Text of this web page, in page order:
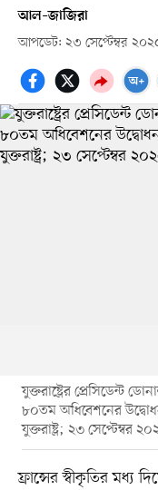
আল–জাজিরা
আপডেট: ২৩ সেপ্টেম্বর
যুক্তরাষ্ট্রের প্রেসিডেন্ট
৮০তম অধিবেশনের
যুক্তরাষ্ট্র; ২৩ সেপ্টেম্বর
ফ্রান্সের স্বীকৃতির মধ্য